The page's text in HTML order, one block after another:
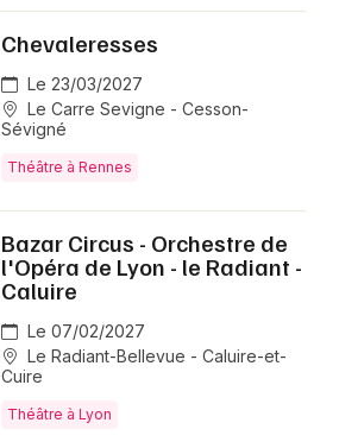
Chevaleresses
Le 23/03/2027
Le Carre Sevigne - Cesson-
Sévigné
Théâtre à Rennes
Bazar Circus - Orchestre de
l'Opéra de Lyon - le Radiant -
Caluire
Le 07/02/2027
Le Radiant-Bellevue - Caluire-et-
Cuire
Théâtre à Lyon